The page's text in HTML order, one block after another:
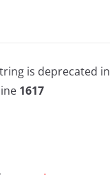
is deprecated in
1617